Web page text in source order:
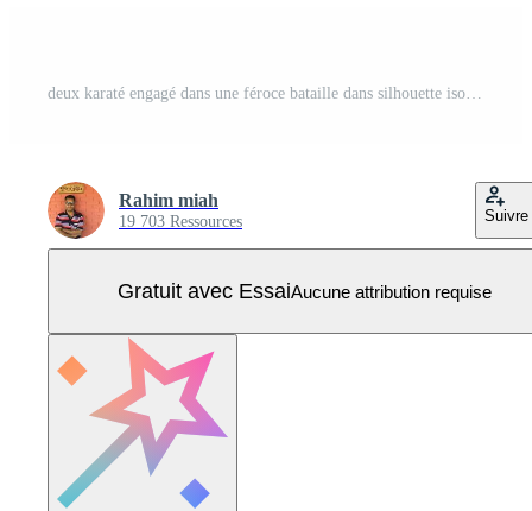
deux karaté engagé dans une féroce bataille dans silhouette isolé blanc Contexte Vecteur Pro
Rahim miah
19 703 Ressources Suivre
Gratuit avec EssaiAucune attribution requise